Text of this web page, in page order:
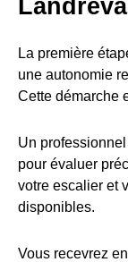
La première
une autonomie
Cette démarche
Un
pour évaluer
votre escalier et
disponibles.
Vous recevrez